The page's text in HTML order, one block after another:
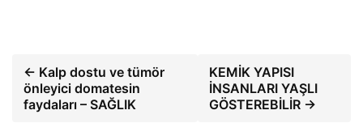
← Kalp dostu ve tümör
önleyici domatesin
faydaları – SAĞLIK
KEMİK YAPISI
İNSANLARI YAŞLI
GÖSTEREBİLİR →